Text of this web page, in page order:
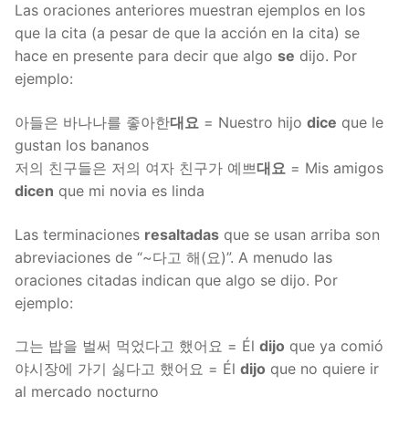
Las oraciones anteriores muestran ejemplos en los
que la cita (a pesar de que la acción en la cita) se
hace en presente para decir que algo se dijo. Por
ejemplo:
아들은 바나나를 좋아한대요 = Nuestro hijo dice que le
gustan los bananos
저의 친구들은 저의 여자 친구가 예쁘대요 = Mis amigos
dicen que mi novia es linda
Las terminaciones resaltadas que se usan arriba son
abreviaciones de “~다고 해(요)”. A menudo las
oraciones citadas indican que algo se dijo. Por
ejemplo:
그는 밥을 벌써 먹었다고 했어요 = Él dijo que ya comió
야시장에 가기 싫다고 했어요 = Él dijo que no quiere ir
al mercado nocturno